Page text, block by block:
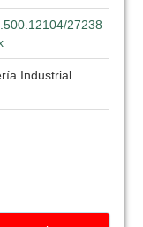
27238
Industrial